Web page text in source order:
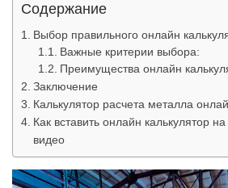
Содержание
Выбор правильного онлайн
Важные критерии выбора:
Преимущества онлайн
Заключение
Калькулятор расчета металла
Как вставить онлайн калькулятор
видео